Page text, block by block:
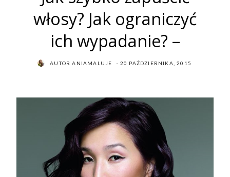
włosy? Jak ograniczyć
ich wypadanie? –
AUTORANIAMALUJE
POSTED
20 PAŹDZIERNIKA, 2015